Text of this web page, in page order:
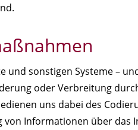
und sonstigen Systeme –
oder Verbreitung
uns dabei des
von Informationen über